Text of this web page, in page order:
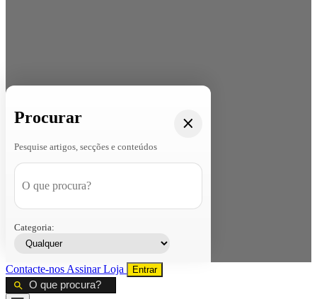
Procurar
Pesquise artigos, secções e conteúdos
Categoria:
Contacte-nos AssinarLoja Entrar